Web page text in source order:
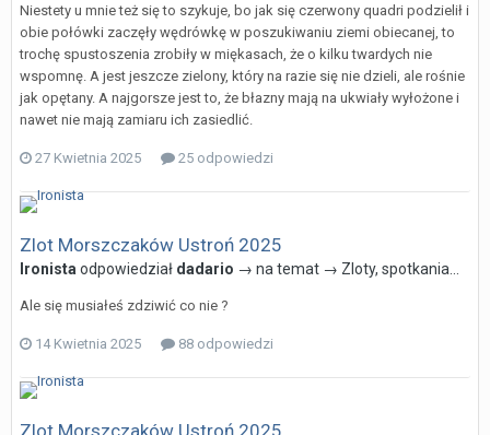
Niestety u mnie też się to szykuje, bo jak się czerwony quadri podzielił i
obie połówki zaczęły wędrówkę w poszukiwaniu ziemi obiecanej, to
trochę spustoszenia zrobiły w miękasach, że o kilku twardych nie
wspomnę. A jest jeszcze zielony, który na razie się nie dzieli, ale rośnie
jak opętany. A najgorsze jest to, że błazny mają na ukwiały wyłożone i
nawet nie mają zamiaru ich zasiedlić.
27 Kwietnia 2025 25 odpowiedzi
Zlot Morszczaków Ustroń 2025
Ironista odpowiedział dadario → na temat → Zloty, spotkania...
Ale się musiałeś zdziwić co nie ?
14 Kwietnia 2025 88 odpowiedzi
Zlot Morszczaków Ustroń 2025